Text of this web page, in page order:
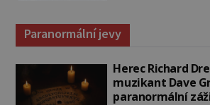
Paranormální jevy
Herec Richard
muzikant Dave
paranormální